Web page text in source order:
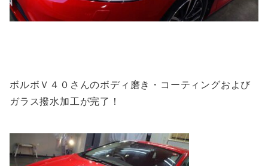
ボルボＶ４０さんのボディ磨き・コーティングおよび
ガラス撥水加工が完了！